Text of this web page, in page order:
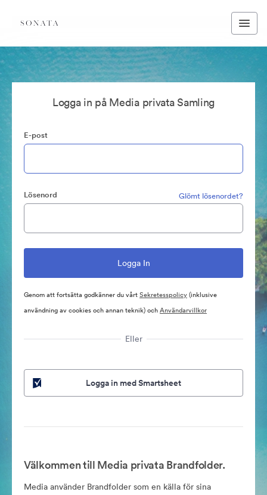
Logga in på Media privata Samling
E-post
Lösenord Glömt lösenordet?
Genom att fortsätta godkänner du vårtSekretesspolicy(inklusive
användning av cookies och annan teknik) ochAnvändarvillkor
Eller
Logga in med Smartsheet
Välkommen till Media privata Brandfolder.
Media använder Brandfolder som en källa för sina